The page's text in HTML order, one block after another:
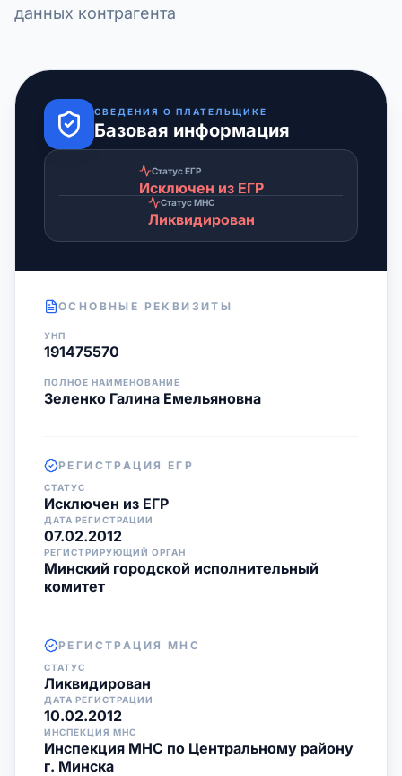
данных контрагента
СВЕДЕНИЯ О ПЛАТЕЛЬЩИКЕ
Базовая информация
Статус ЕГР
Исключен из ЕГР
Статус МНС
Ликвидирован
ОСНОВНЫЕ РЕКВИЗИТЫ
УНП
191475570
ПОЛНОЕ НАИМЕНОВАНИЕ
Зеленко Галина Емельяновна
РЕГИСТРАЦИЯ ЕГР
СТАТУС
Исключен из ЕГР
ДАТА РЕГИСТРАЦИИ
07.02.2012
РЕГИСТРИРУЮЩИЙ ОРГАН
Минский городской исполнительный
комитет
РЕГИСТРАЦИЯ МНС
СТАТУС
Ликвидирован
ДАТА РЕГИСТРАЦИИ
10.02.2012
ИНСПЕКЦИЯ МНС
Инспекция МНС по Центральному району
г. Минска